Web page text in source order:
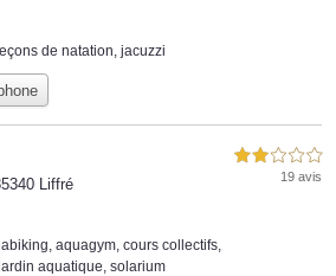
de natation jacuzzi
Liffré
2,0 étoiles sur 5
19 avis
, aquagym, cours collectifs,
aquatique, solarium